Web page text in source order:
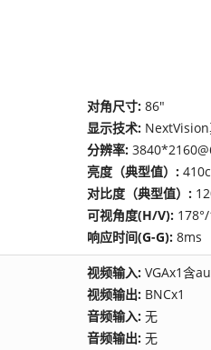
对角尺寸: 86"
显示技术:
分辨率:
亮度（典型值）:
对比度（典型值）:
可视角度(H/V):
响应时间(G-G): 8ms
视频输入: VGAx1含
视频输出: BNCx1
音频输入: 无
音频输出: 无